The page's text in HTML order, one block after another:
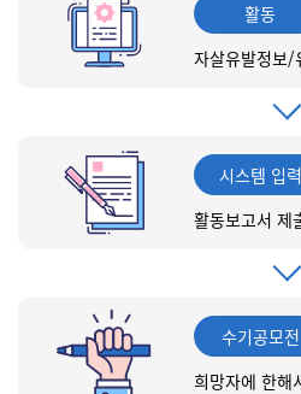
활동
자살유발정보/
시스템 입력
활동보고서 제
수기공모전
희망자에 한해